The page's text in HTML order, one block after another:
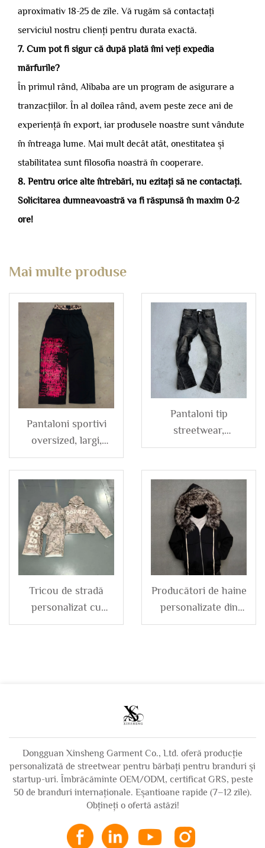
aproximativ 18-25 de zile. Vă rugăm să contactați
serviciul nostru clienți pentru durata exactă.
7. Cum pot fi sigur că după plată îmi veți expedia
mărfurile?
În primul rând, Alibaba are un program de asigurare a
tranzacțiilor. În al doilea rând, avem peste zece ani de
experiență în export, iar produsele noastre sunt vândute
în întreaga lume. Mai mult decât atât, onestitatea și
stabilitatea sunt filosofia noastră în cooperare.
8. Pentru orice alte întrebări, nu ezitați să ne contactați.
Solicitarea dumneavoastră va fi răspunsă în maxim 0-2
ore!
Mai multe produse
Pantaloni sportivi
oversized, largi,
dublu talie, imprimați
DTG, personalizați,
pentru bărbați
Pantaloni tip
streetwear,
personalizați, cu
strâmți, cu fermoar,
cu baza deschisă și
evazată, din denim,
pentru bărbați
Tricou de stradă
personalizat cu
camuflaj, cu aplicație
Producători de haine
personalizate din
French Terry,
Dongguan Xinsheng Garment Co., Ltd. oferă producție
personalizată de streetwear pentru bărbați pentru branduri și
startup-uri. Îmbrăcăminte OEM/ODM, certificat GRS, peste
50 de branduri internaționale. Eșantioane rapide (7–12 zile).
Obțineți o ofertă astăzi!